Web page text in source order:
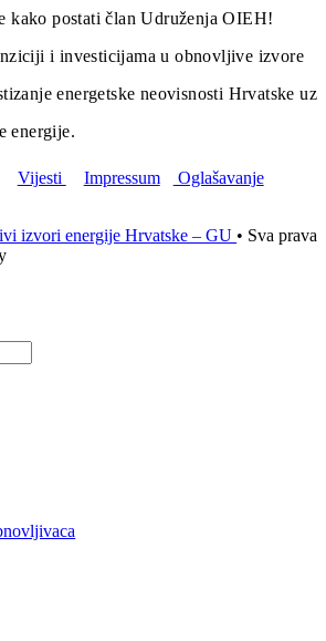
kako postati član Udruženja OIEH!
i investicijama u obnovljive izvore
energetske neovisnosti Hrvatske uz
energije.
Vijesti Impressum
Oglašavanje
izvori energije Hrvatske – GU • Sva prava